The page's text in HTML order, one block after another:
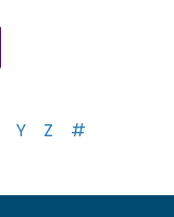
Y Z #